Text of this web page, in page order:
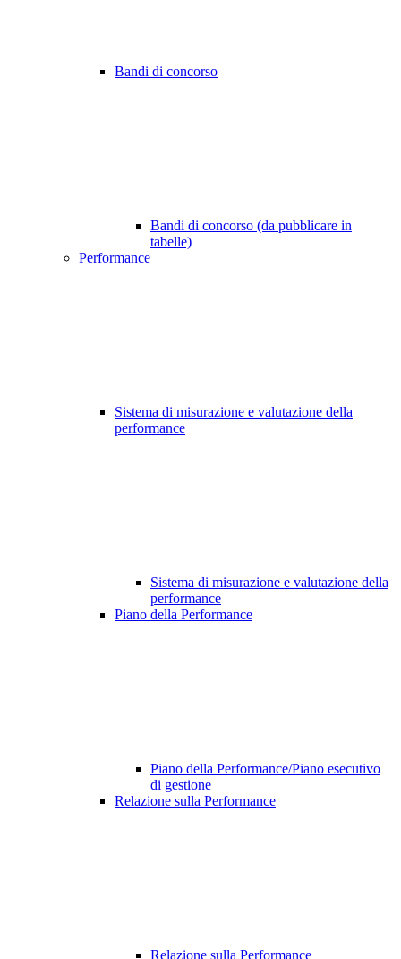
Bandi di concorso
Bandi di concorso (da pubblicare in
tabelle)
Performance
Sistema di misurazione e valutazione della
performance
Sistema di misurazione e valutazione della
performance
Piano della Performance
Piano della Performance/Piano esecutivo
di gestione
Relazione sulla Performance
Relazione sulla Performance